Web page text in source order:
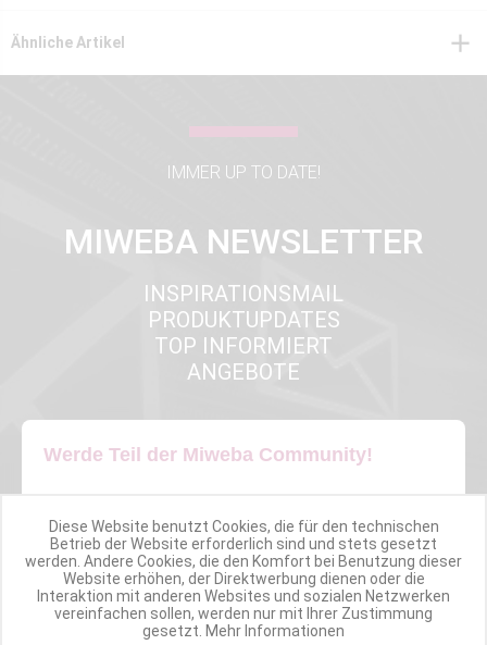
Ähnliche Artikel
IMMER UP TO DATE!
MIWEBA NEWSLETTER
INSPIRATIONSMAIL
PRODUKTUPDATES
TOP INFORMIERT
ANGEBOTE
Werde Teil der Miweba Community!
E-MAIL*
Anmelden
Diese Website benutzt Cookies, die für den technischen
Betrieb der Website erforderlich sind und stets gesetzt
werden. Andere Cookies, die den Komfort bei Benutzung dieser
Website erhöhen, der Direktwerbung dienen oder die
Interaktion mit anderen Websites und sozialen Netzwerken
vereinfachen sollen, werden nur mit Ihrer Zustimmung
gesetzt. Mehr Informationen